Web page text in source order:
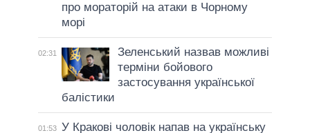
про мораторій на атаки в Чорному
морі
02:31
Зеленський назвав можливі
терміни бойового
застосування української
балістики
01:53 У Кракові чоловік напав на українську